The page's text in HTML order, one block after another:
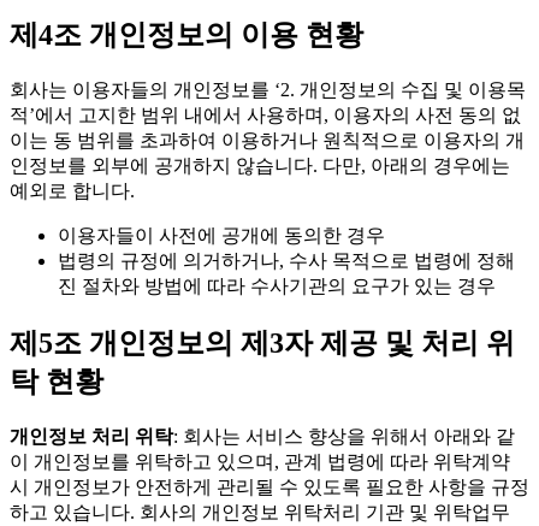
제4조 개인정보의 이용 현황
회사는 이용자들의 개인정보를 ‘2. 개인정보의 수집 및 이용목
적’에서 고지한 범위 내에서 사용하며, 이용자의 사전 동의 없
이는 동 범위를 초과하여 이용하거나 원칙적으로 이용자의 개
인정보를 외부에 공개하지 않습니다. 다만, 아래의 경우에는
예외로 합니다.
이용자들이 사전에 공개에 동의한 경우
법령의 규정에 의거하거나, 수사 목적으로 법령에 정해
진 절차와 방법에 따라 수사기관의 요구가 있는 경우
제5조 개인정보의 제3자 제공 및 처리 위
탁 현황
개인정보 처리 위탁: 회사는 서비스 향상을 위해서 아래와 같
이 개인정보를 위탁하고 있으며, 관계 법령에 따라 위탁계약
시 개인정보가 안전하게 관리될 수 있도록 필요한 사항을 규정
하고 있습니다. 회사의 개인정보 위탁처리 기관 및 위탁업무